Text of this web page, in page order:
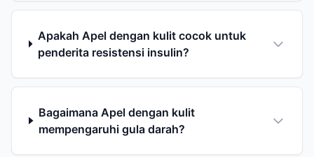
Apakah Apel dengan kulit cocok untuk
penderita resistensi insulin?
Bagaimana Apel dengan kulit
mempengaruhi gula darah?